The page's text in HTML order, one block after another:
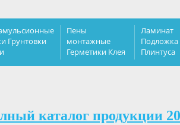
Грунтовки
Пены
монтажные
Герметики Клея
Ламинат
Подложка
Плинтуса
каталог продукции